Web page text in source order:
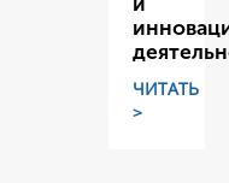
ЧИТАТЬ
>